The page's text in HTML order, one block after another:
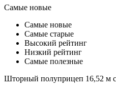
Самые новые
Самые новые
Самые старые
Высокий рейтинг
Низкий рейтинг
Самые полезные
Шторный полуприцеп 16,52 м